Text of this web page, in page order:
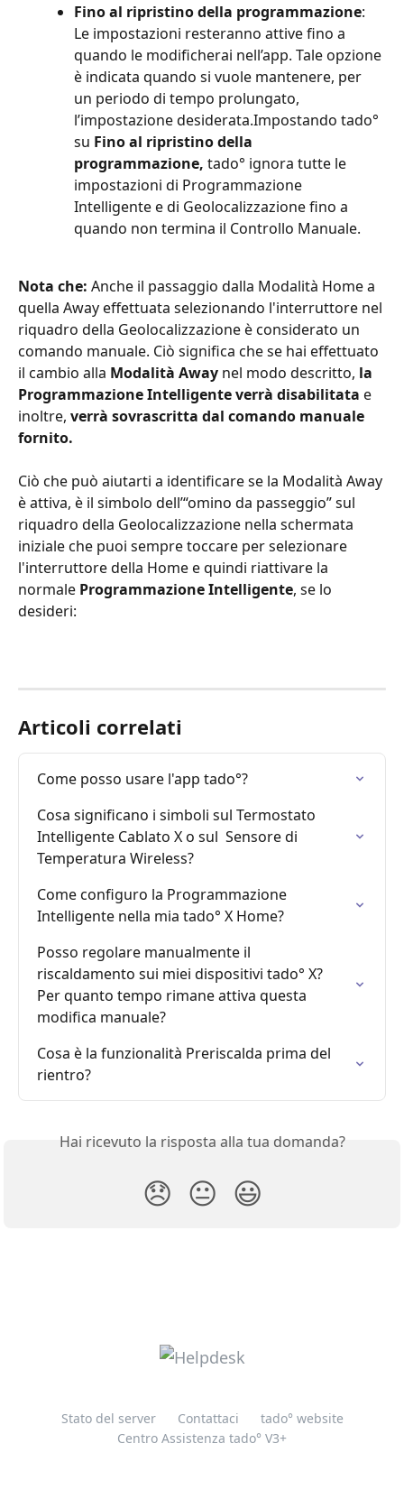
Fino al ripristino della programmazione:
Le impostazioni resteranno attive fino a
quando le modificherai nell’app. Tale opzione
è indicata quando si vuole mantenere, per
un periodo di tempo prolungato,
l’impostazione desiderata.Impostando tado°
su Fino al ripristino della
programmazione, tado° ignora tutte le
impostazioni di Programmazione
Intelligente e di Geolocalizzazione fino a
quando non termina il Controllo Manuale.
Nota che: Anche il passaggio dalla Modalità Home a
quella Away effettuata selezionando l'interruttore nel
riquadro della Geolocalizzazione è considerato un
comando manuale. Ciò significa che se hai effettuato
il cambio alla Modalità Away nel modo descritto, la
Programmazione Intelligente verrà disabilitata e
inoltre, verrà sovrascritta dal comando manuale
fornito.
Ciò che può aiutarti a identificare se la Modalità Away
è attiva, è il simbolo dell’“omino da passeggio” sul
riquadro della Geolocalizzazione nella schermata
iniziale che puoi sempre toccare per selezionare
l'interruttore della Home e quindi riattivare la
normale Programmazione Intelligente, se lo
desideri:
Articoli correlati
Come posso usare l'app tado°?
Cosa significano i simboli sul Termostato
Intelligente Cablato X o sul  Sensore di
Temperatura Wireless?
Come configuro la Programmazione
Intelligente nella mia tado° X Home?
Posso regolare manualmente il
riscaldamento sui miei dispositivi tado° X?
Per quanto tempo rimane attiva questa
modifica manuale?
Cosa è la funzionalità Preriscalda prima del
rientro?
Hai ricevuto la risposta alla tua domanda?
😞 😐 😃
Stato del server Contattaci
tado° website
Centro Assistenza tado° V3+